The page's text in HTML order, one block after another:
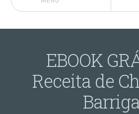
EBOOK
Receita de